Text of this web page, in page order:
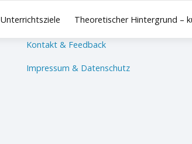
Unterrichtsziele Theoretischer Hintergrund –
Kontakt & Feedback
Impressum & Datenschutz